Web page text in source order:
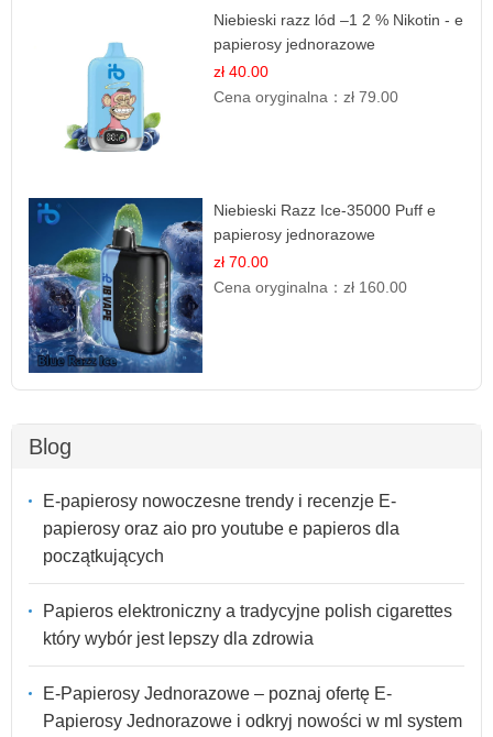
Niebieski razz lód –1 2 % Nikotin - e
papierosy jednorazowe
zł 40.00
Cena oryginalna：zł 79.00
Niebieski Razz Ice-35000 Puff e
papierosy jednorazowe
zł 70.00
Cena oryginalna：zł 160.00
Blog
E-papierosy nowoczesne trendy i recenzje E-
papierosy oraz aio pro youtube e papieros dla
początkujących
Papieros elektroniczny a tradycyjne polish cigarettes
który wybór jest lepszy dla zdrowia
E-Papierosy Jednorazowe – poznaj ofertę E-
Papierosy Jednorazowe i odkryj nowości w ml system